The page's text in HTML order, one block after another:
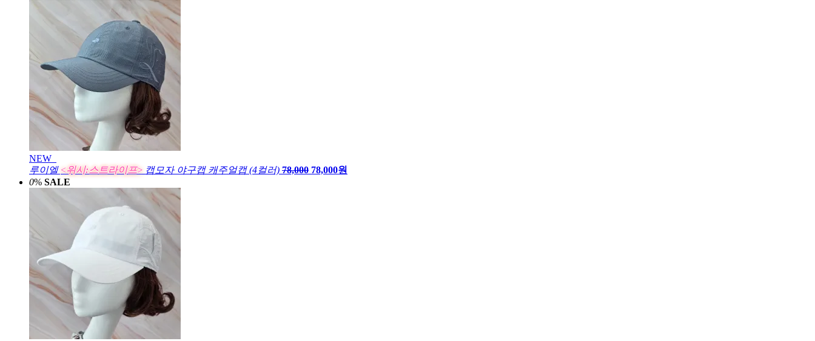
NEW
루이엘 <위시:스트라이프> 캡모자 야구캡 캐주얼캡 (4컬러) 78,000 78,000원
0% SALE